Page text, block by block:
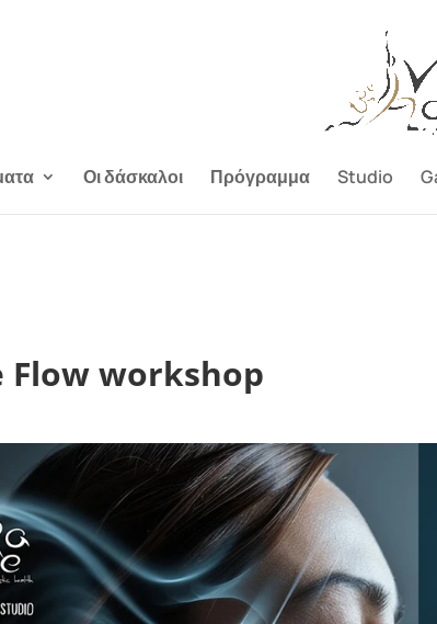
Οι δάσκαλοι Πρόγραμμα Studio
Flow workshop